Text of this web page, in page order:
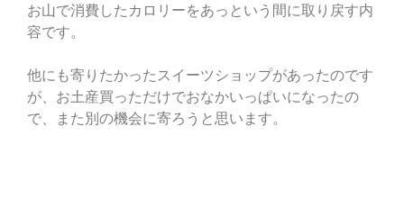
お山で消費したカロリーをあっという間に取り戻す内
容です。
他にも寄りたかったスイーツショップがあったのです
が、お土産買っただけでおなかいっぱいになったの
で、また別の機会に寄ろうと思います。